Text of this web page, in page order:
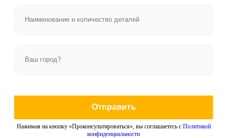
Отправить
Нажимая на кнопку «Проконсультироваться», вы соглашаетесь с Политикой
конфиденциальности